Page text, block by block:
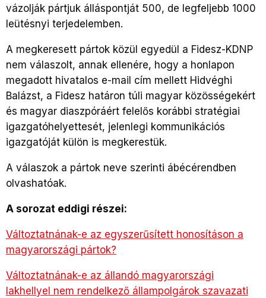
vázolják pártjuk álláspontját 500, de legfeljebb 1000
leütésnyi terjedelemben.
A megkeresett pártok közül egyedül a Fidesz-KDNP
nem válaszolt, annak ellenére, hogy a honlapon
megadott hivatalos e-mail cím mellett Hidvéghi
Balázst, a Fidesz határon túli magyar közösségekért
és magyar diaszpóráért felelős korábbi stratégiai
igazgatóhelyettesét, jelenlegi kommunikációs
igazgatóját külön is megkerestük.
A válaszok a pártok neve szerinti ábécérendben
olvashatóak.
A sorozat eddigi részei:
Változtatnának-e az egyszerűsített honosításon a
magyarországi pártok?
Változtatnának-e az állandó magyarországi
lakhellyel nem rendelkező állampolgárok szavazati